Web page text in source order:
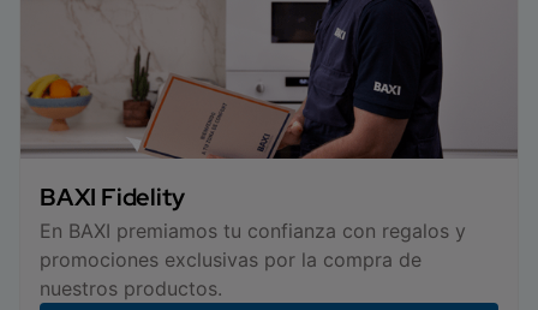
BAXI Fidelity
En BAXI premiamos tu confianza con regalos y
promociones exclusivas por la compra de
nuestros productos.